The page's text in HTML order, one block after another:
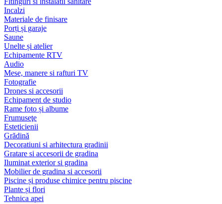
Incalzi
Materiale de finisare
Porți și garaje
Saune
Unelte și atelier
Echipamente RTV
Audio
Mese, manere si rafturi TV
Fotografie
Drones si accesorii
Echipament de studio
Rame foto și albume
Frumuseţe
Esteticienii
Grădină
Decoratiuni si arhitectura gradinii
Gratare si accesorii de gradina
Iluminat exterior si gradina
Mobilier de gradina si accesorii
Piscine și produse chimice pentru piscine
Plante și flori
Tehnica apei